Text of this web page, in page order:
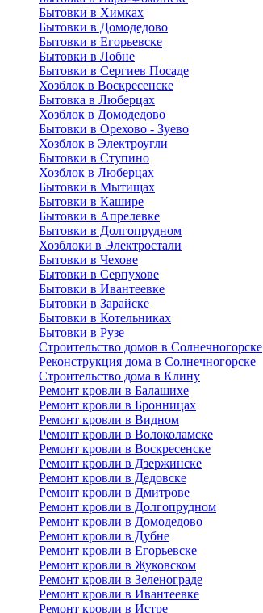
Бытовки в Химках
Бытовки в Домодедово
Бытовки в Егорьевске
Бытовки в Лобне
Бытовки в Сергиев Посаде
Хозблок в Воскресенске
Бытовка в Люберцах
Хозблок в Домодедово
Бытовки в Орехово - Зуево
Хозблок в Электроугли
Бытовки в Ступино
Хозблок в Люберцах
Бытовки в Мытищах
Бытовки в Кашире
Бытовки в Апрелевке
Бытовки в Долгопрудном
Хозблоки в Электростали
Бытовки в Чехове
Бытовки в Серпухове
Бытовки в Ивантеевке
Бытовки в Зарайске
Бытовки в Котельниках
Бытовки в Рузе
Строительство домов в Солнечногорске
Реконструкция дома в Солнечногорске
Строительство дома в Клину
Ремонт кровли в Балашихе
Ремонт кровли в Бронницах
Ремонт кровли в Видном
Ремонт кровли в Волоколамске
Ремонт кровли в Воскресенске
Ремонт кровли в Дзержинске
Ремонт кровли в Дедовске
Ремонт кровли в Дмитрове
Ремонт кровли в Долгопрудном
Ремонт кровли в Домодедово
Ремонт кровли в Дубне
Ремонт кровли в Егорьевске
Ремонт кровли в Жуковском
Ремонт кровли в Зеленограде
Ремонт кровли в Ивантеевке
Ремонт кровли в Истре